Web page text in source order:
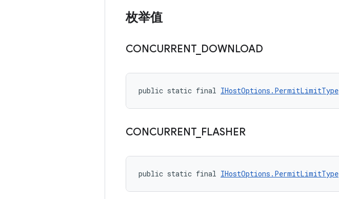
枚举值
CONCURRENT_ DOWNLOAD
public static final IHostOptions.PermitLimitType
CONCURRENT_ FLASHER
public static final IHostOptions.PermitLimitType